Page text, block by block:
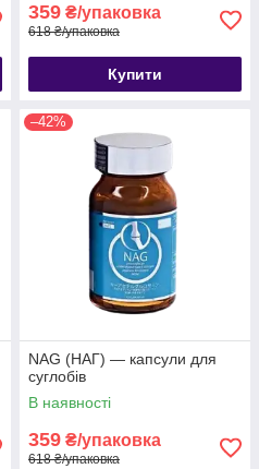
359 ₴/упаковка
618 ₴/упаковка
Купити
–42%
NAG (НАГ) — капсули для
суглобів
В наявності
359 ₴/упаковка
618 ₴/упаковка